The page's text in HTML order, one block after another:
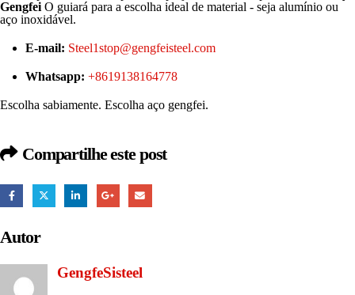
Gengfei O guiará para a escolha ideal de material - seja alumínio ou
aço inoxidável.
E-mail: Steel1stop@gengfeisteel.com
Whatsapp: +8619138164778
Escolha sabiamente. Escolha aço gengfei.
Compartilhe este post
Autor
GengfeSisteel